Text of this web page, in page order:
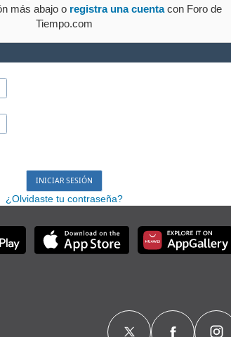
más abajo o registra una cuentacon Foro de
Tiempo.com
¿Olvidaste tu contraseña?